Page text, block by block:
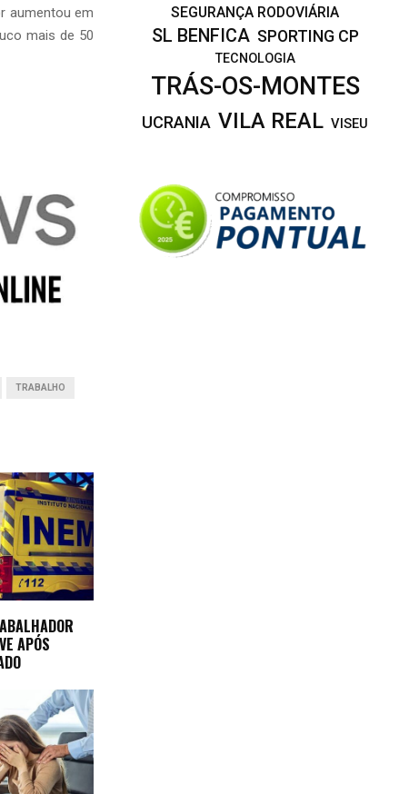
aumentou em
mais de 50
TRABALHO
APÓS
SEGURANÇA RODOVIÁRIA
SL BENFICA SPORTING CP
TECNOLOGIA
TRÁS-OS-MONTES
UCRANIA VILA REAL VISEU